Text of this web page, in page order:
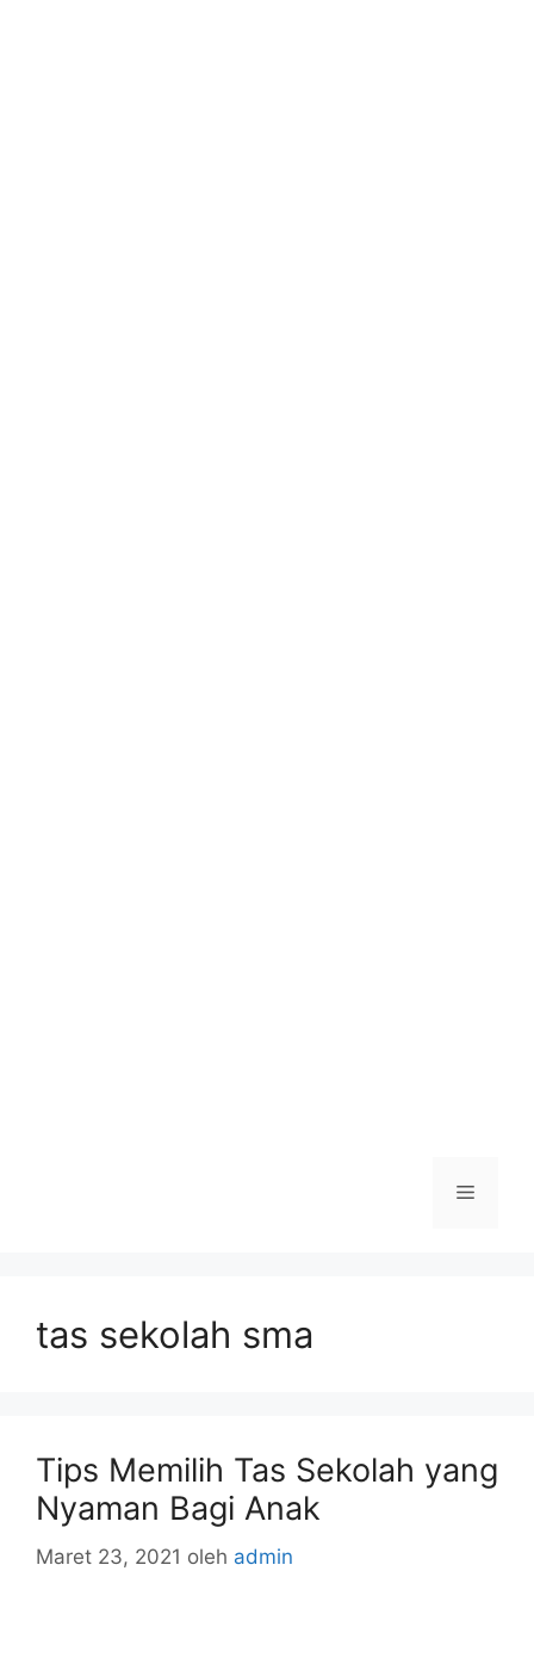
Menu
tas sekolah sma
Tips Memilih Tas Sekolah yang
Nyaman Bagi Anak
Maret 23, 2021 oleh admin